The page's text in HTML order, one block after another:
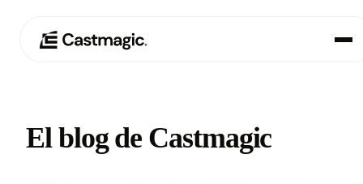
Casos de uso
El blog de Castmagic